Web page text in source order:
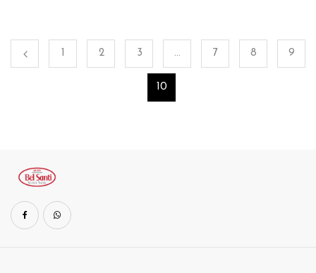
2 3 … 7 8 9
10